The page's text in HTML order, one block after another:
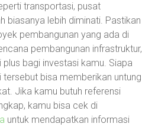
transportasi, pusat
biasanya lebih diminati. Pastikan
pembangunan yang ada di
pembangunan infrastruktur,
plus bagi investasi kamu. Siapa
bisa memberikan untung
Jika kamu butuh referensi
kamu bisa cek di
untuk mendapatkan informasi